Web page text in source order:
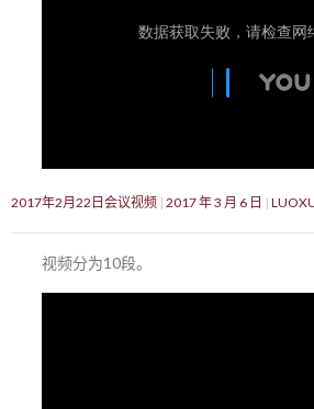
2017年2月22日会议视频 2017 年 3 月 6 日
视频分为10段。